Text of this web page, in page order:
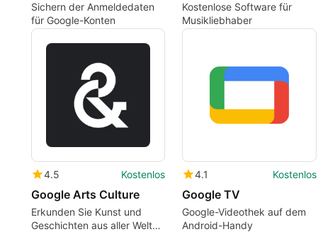
Sichern der Anmeldedaten
für Google-Konten
Kostenlose Software für
Musikliebhaber
4.5 Kostenlos
Google Arts Culture
Erkunden Sie Kunst und
Geschichten aus aller Welt
4.1 Kostenlos
Google TV
Google-Videothek auf dem
Android-Handy